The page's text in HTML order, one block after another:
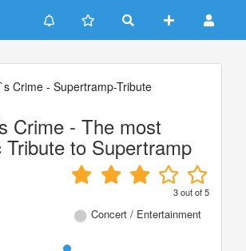
Crime - Supertramp-Tribute
Crime - The most
Tribute to Supertramp
3out of5
Concert / Entertainment